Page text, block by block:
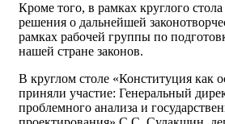
Кроме того, в рамках круглого
решения о дальнейшей
рамках рабочей группы по
нашей стране законов.
В круглом столе «Конституция как
приняли участие: Генеральный
проблемного анализа и